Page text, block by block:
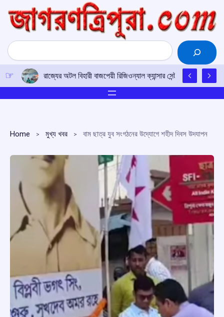
content
Search
রাজ্যের অটল বিহারী বাজপেয়ী রিজিওন্যাল ক্যান্সার সেন্টারে উত্তর-
Home মুখ্য খবর বাম ছাত্র যুব সংগঠনের উদ্যোগে শহীদ দিবস উদযাপন